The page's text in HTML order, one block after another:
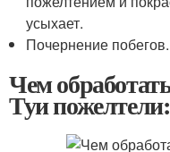
усыхает.
Почернение побегов.
Чем
Туи